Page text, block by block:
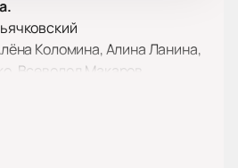
Коломина, Алина Ланина,
Всеволод Макаров,
Осипова, Александр